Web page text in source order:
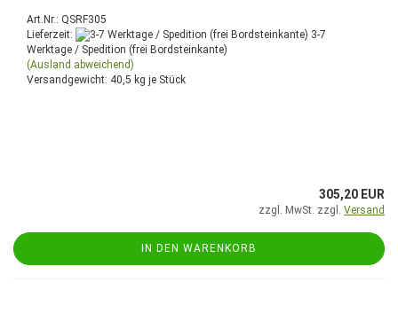
Art.Nr.: QSRF305
Lieferzeit:
3-7
Werktage / Spedition (frei Bordsteinkante)
(Ausland abweichend)
Versandgewicht: 40,5 kg je Stück
305,20 EUR
zzgl. MwSt. zzgl. Versand
IN DEN WARENKORB